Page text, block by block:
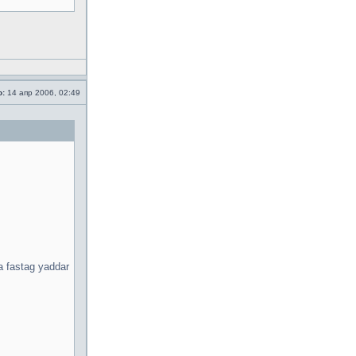
14 апр 2006, 02:49
fastag yaddar